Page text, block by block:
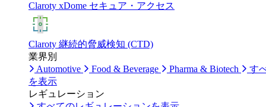
Claroty xDome セキュア・アクセス
Claroty 継続的脅威検知 (CTD)
業界別
Automotive
Food & Beverage Pharma & Biotech
す
を表示
レギュレーション